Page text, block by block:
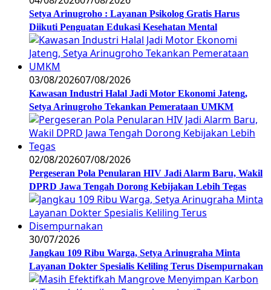
Setya Arinugroho : Layanan Psikolog Gratis Harus
Diikuti Penguatan Edukasi Kesehatan Mental
03/08/202607/08/2026
Kawasan Industri Halal Jadi Motor Ekonomi Jateng,
Setya Arinugroho Tekankan Pemerataan UMKM
02/08/202607/08/2026
Pergeseran Pola Penularan HIV Jadi Alarm Baru, Wakil
DPRD Jawa Tengah Dorong Kebijakan Lebih Tegas
30/07/2026
Jangkau 109 Ribu Warga, Setya Arinugraha Minta
Layanan Dokter Spesialis Keliling Terus Disempurnakan